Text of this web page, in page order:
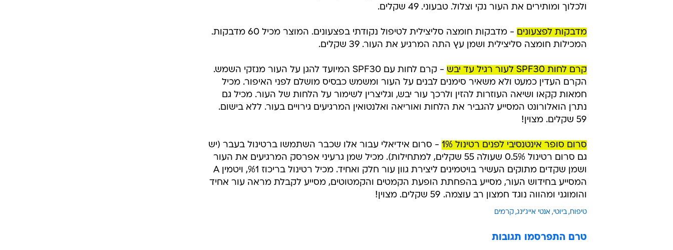
ולכלוך ומותירים את העור נקי וצלול. טבעוני. 49 שקלים.
מדבקות לפצעונים
- מדבקות חומצה סליצילית לטיפול נקודתי בפצעונים. המוצר מכיל 60 מדבקות.
המכילות חומצה סליצילית ושמן עץ התה המרגיע את העור. 39 שקלים.
קרם לחות SPF30 לעור רגיל עד יבש
- קרם לחות עם SPF30 המיועד להגן על העור מנזקי השמש.
הקרם העדין כמעט ולא משאיר סימנים לבנים על העור ומשמש כבסיס מושלם לפני האיפור. מכיל
חמאות קקאו ושיאה העוזרות להזין ולרכך עור יבש, וגליצרין לשימור על הלחות של העור. מכיל גם
נתרן הואלורונט המסייע להגביר את הלחות ואוריאה ואלנטואין המרגיעים גירויים בעור. ללא בישום.
59 שקלים. מצוין!
סרום סופר אינטנסיבי לפנים רטינול 1%
- סרום אידיאלי עבור אלו שכבר השתמשו ברטינול בעבר (יש
גם סרום רטינול 0.5% שעולה 55 שקלים, למתחילות). מכיל שמן גרעיני אפרסק המרגיעים את העור
ושמן שקדים מתוקים העשיר בויטמינים ליצירת גוון עור חלק ואחיד. מכיל רטינול בריכוז %1, ויטמין A
המסייע בחידוש העור, מסייע בהפחתת הופעת הקמטים והקמטוטים, מסייע לקבלת מראה עור אחיד
והומוגני ומהווה נוגד חמצון רב עוצמה. 59 שקלים. מצוין!
טיפוח ביוטי אנטי אייג'ינג קרמים
טרם התפרסמו תגובות